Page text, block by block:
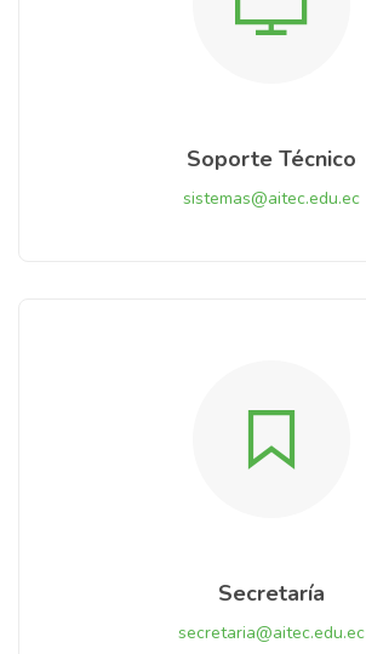
Soporte Técnico
sistemas@aitec.edu.ec
Secretaría
secretaria@aitec.edu.ec